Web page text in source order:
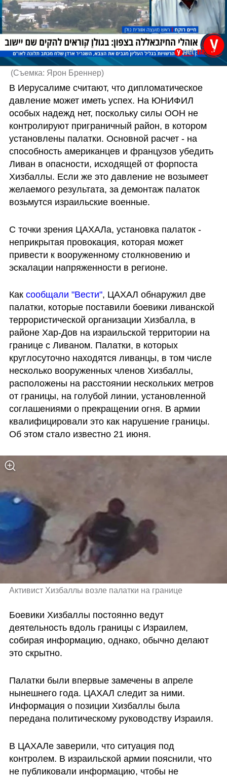
655071#ראש מועצה אזורית גולן: הפתרון לבעיית החיזבאללה - בנייה
(Съемка: Ярон Бреннер)
В Иерусалиме считают, что дипломатическое
давление может иметь успех. На ЮНИФИЛ
особых надежд нет, поскольку силы ООН не
контролируют приграничный район, в котором
установлены палатки. Основной расчет - на
способность американцев и французов убедить
Ливан в опасности, исходящей от форпоста
Хизбаллы. Если же это давление не возымеет
желаемого результата, за демонтаж палаток
возьмутся израильские военные.
С точки зрения ЦАХАЛа, установка палаток -
неприкрытая провокация, которая может
привести к вооруженному столкновению и
эскалации напряженности в регионе.
Как сообщали "Вести", ЦАХАЛ обнаружил две
палатки, которые поставили боевики ливанской
террористической организации Хизбалла, в
районе Хар-Дов на израильской территории на
границе с Ливаном. Палатки, в которых
круглосуточно находятся ливанцы, в том числе
несколько вооруженных членов Хизбаллы,
расположены на расстоянии нескольких метров
от границы, на голубой линии, установленной
соглашениями о прекращении огня. В армии
квалифицировали это как нарушение границы.
Об этом стало известно 21 июня.
Активист Хизбаллы возле палатки на границе
Боевики Хизбаллы постоянно ведут
деятельность вдоль границы с Израилем,
собирая информацию, однако, обычно делают
это скрытно.
Палатки были впервые замечены в апреле
нынешнего года. ЦАХАЛ следит за ними.
Информация о позиции Хизбаллы была
передана политическому руководству Израиля.
В ЦАХАЛе заверили, что ситуация под
контролем. В израильской армии пояснили, что
не публиковали информацию, чтобы не